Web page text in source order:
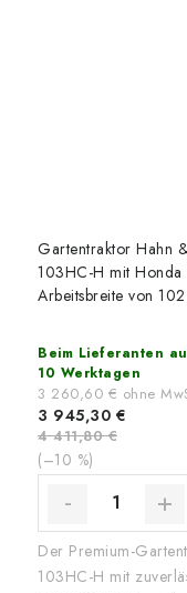
Gartentraktor Hahn
103HC-H mit
Arbeitsbreite von
Beim Lieferanten
10 Werktagen
3 260,60 € ohne
3 945,30 €
4 411,80 €
(–10 %)
Der Premium-
103HC-H mit